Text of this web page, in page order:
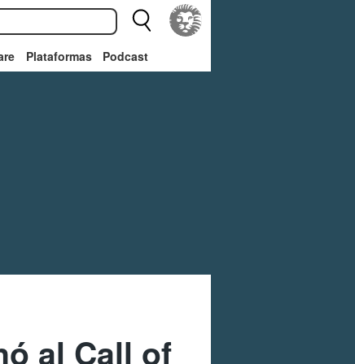
Plataformas Podcast
al Call of